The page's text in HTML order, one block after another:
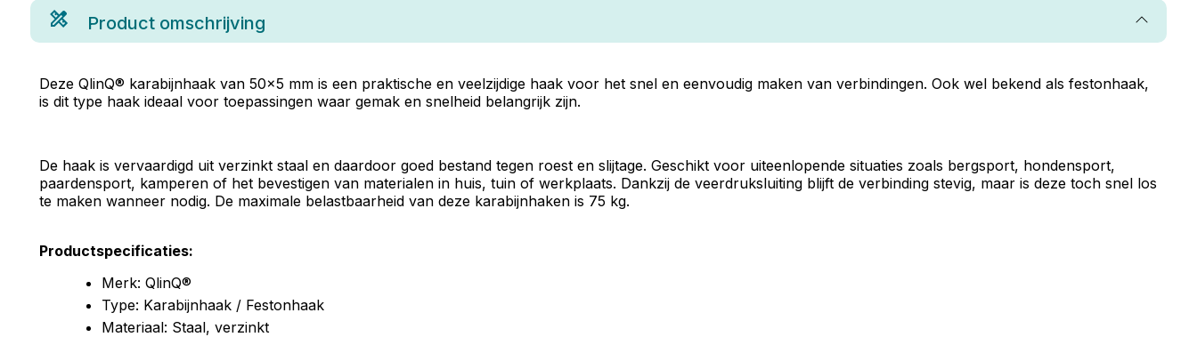
Product omschrijving
Deze QlinQ® karabijnhaak van 50x5 mm is een praktische en veelzijdige haak voor het snel en eenvoudig maken van verbindingen. Ook wel bekend als festonhaak,
is dit type haak ideaal voor toepassingen waar gemak en snelheid belangrijk zijn.
De haak is vervaardigd uit verzinkt staal en daardoor goed bestand tegen roest en slijtage. Geschikt voor uiteenlopende situaties zoals bergsport, hondensport,
paardensport, kamperen of het bevestigen van materialen in huis, tuin of werkplaats. Dankzij de veerdruksluiting blijft de verbinding stevig, maar is deze toch snel los
te maken wanneer nodig. De maximale belastbaarheid van deze karabijnhaken is 75 kg.
Productspecificaties:
Merk: QlinQ®
Type: Karabijnhaak / Festonhaak
Materiaal: Staal, verzinkt